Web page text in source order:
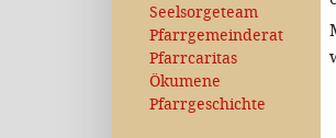
Seelsorgeteam
Pfarrgemeinderat
Pfarrcaritas
Ökumene
Pfarrgeschichte